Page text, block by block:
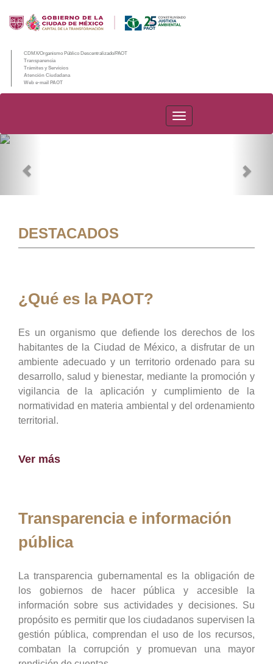
CDMX/Organismo Público Descentralizado/PAOT
Transparencia
Trámites y Servicios
Atención Ciudadana
Web e-mail PAOT
PAOT
DESTACADOS
¿Qué es la PAOT?
Es un organismo que defiende los derechos de los
habitantes de la Ciudad de México, a disfrutar de un
ambiente adecuado y un territorio ordenado para su
desarrollo, salud y bienestar, mediante la promoción y
vigilancia de la aplicación y cumplimiento de la
normatividad en materia ambiental y del ordenamiento
territorial.
Ver más
Transparencia e información
pública
La transparencia gubernamental es la obligación de
los gobiernos de hacer pública y accesible la
información sobre sus actividades y decisiones. Su
propósito es permitir que los ciudadanos supervisen la
gestión pública, comprendan el uso de los recursos,
combatan la corrupción y promuevan una mayor